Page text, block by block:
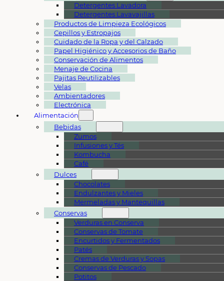
Detergentes Lavadora
Detergentes Lavavajillas
Productos de Limpieza Ecológicos
Cepillos y Estropajos
Cuidado de la Ropa y del Calzado
Papel Higiénico y Accesorios de Baño
Conservación de Alimentos
Menaje de Cocina
Pajitas Reutilizables
Velas
Ambientadores
Electrónica
Alimentación
Bebidas
Zumos
Infusiones y Tés
Kombucha
Café
Dulces
Chocolates
Endulzantes y Mieles
Mermeladas y Mantequillas
Conservas
Verduras en Conserva
Conservas de Tomate
Encurtidos y Fermentados
Patés
Cremas de Verduras y Sopas
Conservas de Pescado
Potitos